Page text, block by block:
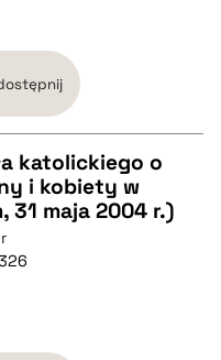
katolickiego o
i kobiety w
31 maja 2004 r.)